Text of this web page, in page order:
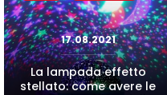
17.08.2021
La lampada effetto
stellato: come avere le